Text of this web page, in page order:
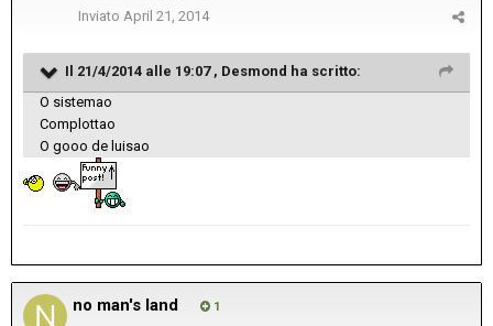
Inviato April 21, 2014
Il 21/4/2014 alle 19:07 , Desmond ha scritto:
O sistemao
Complottao
O gooo de luisao
no man's land 1